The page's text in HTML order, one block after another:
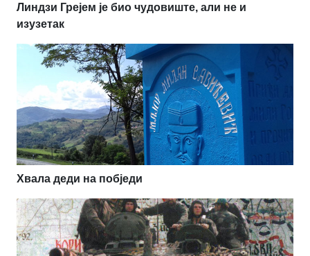
Линдзи Грејем је био чудовиште, али не и
изузетак
Хвала деди на побједи